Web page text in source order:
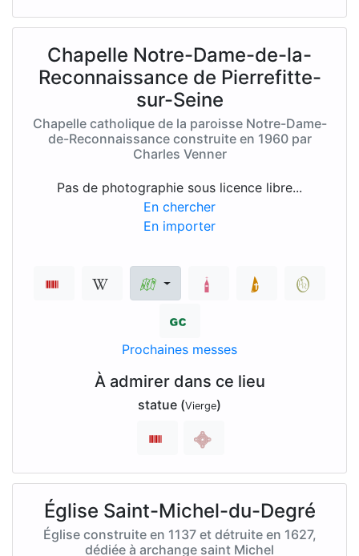
Chapelle Notre-Dame-de-la-
Reconnaissance de Pierrefitte-
sur-Seine
Chapelle catholique de la paroisse Notre-Dame-
de-Reconnaissance construite en 1960 par
Charles Venner
Pas de photographie sous licence libre...
En chercher
En importer
Prochaines messes
À admirer dans ce lieu
statue (Vierge)
Église Saint-Michel-du-Degré
Église construite en 1137 et détruite en 1627,
dédiée à archange saint Michel